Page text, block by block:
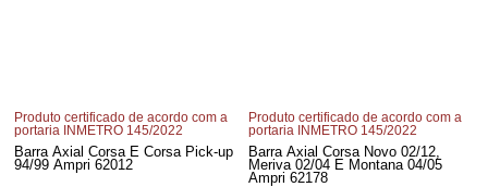
Produto certificado de acordo com a
portaria INMETRO 145/2022
Barra Axial Corsa E Corsa Pick-up
94/99 Ampri 62012
Produto certificado de acordo com a
portaria INMETRO 145/2022
Barra Axial Corsa Novo 02/12,
Meriva 02/04 E Montana 04/05
Ampri 62178